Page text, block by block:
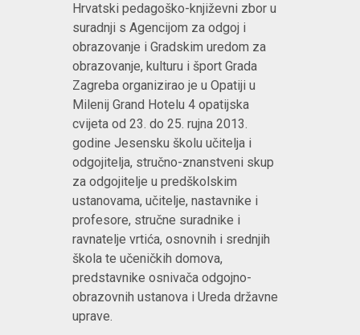
Hrvatski pedagoško-književni zbor u
suradnji s Agencijom za odgoj i
obrazovanje i Gradskim uredom za
obrazovanje, kulturu i šport Grada
Zagreba organizirao je u Opatiji u
Milenij Grand Hotelu 4 opatijska
cvijeta od 23. do 25. rujna 2013.
godine Jesensku školu učitelja i
odgojitelja, stručno-znanstveni skup
za odgojitelje u predškolskim
ustanovama, učitelje, nastavnike i
profesore, stručne suradnike i
ravnatelje vrtića, osnovnih i srednjih
škola te učeničkih domova,
predstavnike osnivača odgojno-
obrazovnih ustanova i Ureda državne
uprave.